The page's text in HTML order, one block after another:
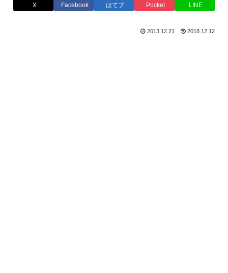
X Facebook はてブ Pocket LINE
2013.12.21 2018.12.12